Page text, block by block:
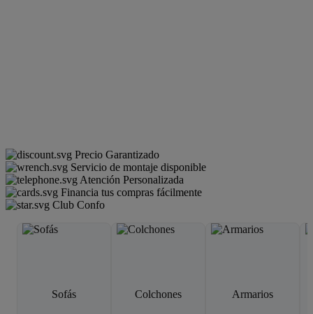
Precio Garantizado
Servicio de montaje disponible
Atención Personalizada
Financia tus compras fácilmente
Club Confo
Sofás Colchones Armarios